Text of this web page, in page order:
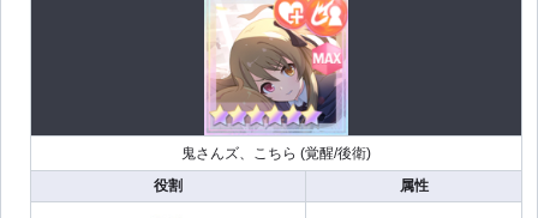
鬼さんズ、こちら (覚醒/後衛)
役割
属性